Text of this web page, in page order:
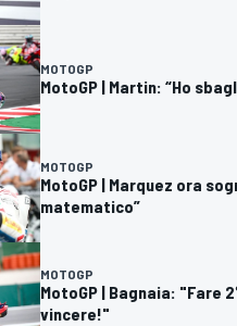
MOTOGP
MotoGP | Martin: “Ho
MOTOGP
MotoGP | Marquez ora
matematico”
MOTOGP
MotoGP | Bagnaia: "Fare
vincere!"